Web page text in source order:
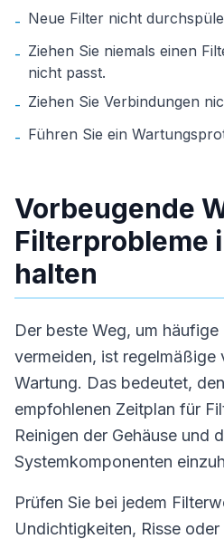
- Neue Filter nicht
- Ziehen Sie niemals einen
nicht passt.
- Ziehen Sie Verbindungen
- Führen Sie ein
Vorbeugende
Filterprobleme
halten
Der beste Weg, um
vermeiden, ist regelmäßige
Wartung. Das bedeutet,
empfohlenen Zeitplan für
Reinigen der Gehäuse und
Systemkomponenten
Prüfen Sie bei jedem
Undichtigkeiten, Risse